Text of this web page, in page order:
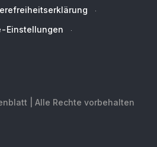
Einstellungen
| Alle Rechte vorbehalten